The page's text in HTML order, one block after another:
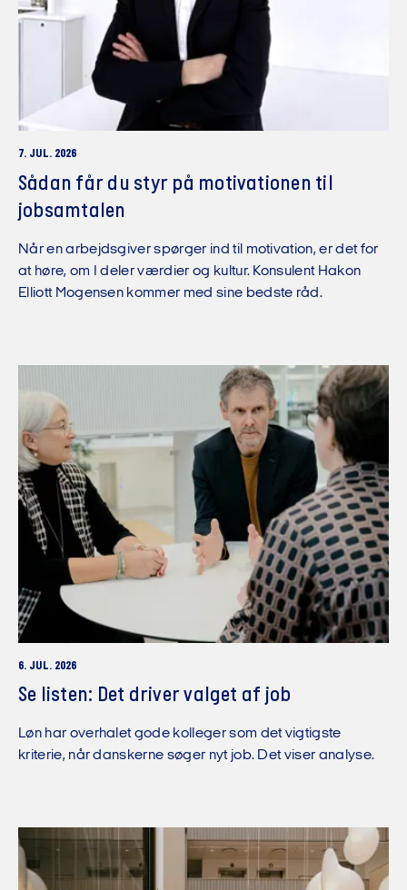
7. JUL. 2026
Sådan får du styr på motivationen til
jobsamtalen
Når en arbejdsgiver spørger ind til motivation, er det for
at høre, om I deler værdier og kultur. Konsulent Hakon
Elliott Mogensen kommer med sine bedste råd.
6. JUL. 2026
Se listen: Det driver valget af job
Løn har overhalet gode kolleger som det vigtigste
kriterie, når danskerne søger nyt job. Det viser analyse.